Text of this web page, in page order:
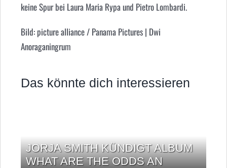
keine Spur bei Laura Maria Rypaund Pietro Lombardi.
Bild: picture alliance / Panama Pictures | Dwi
Anoraganingrum
Das könnte dich interessieren
JORJA SMITH KÜNDIGT ALBUM
WHAT ARE THE ODDS AN